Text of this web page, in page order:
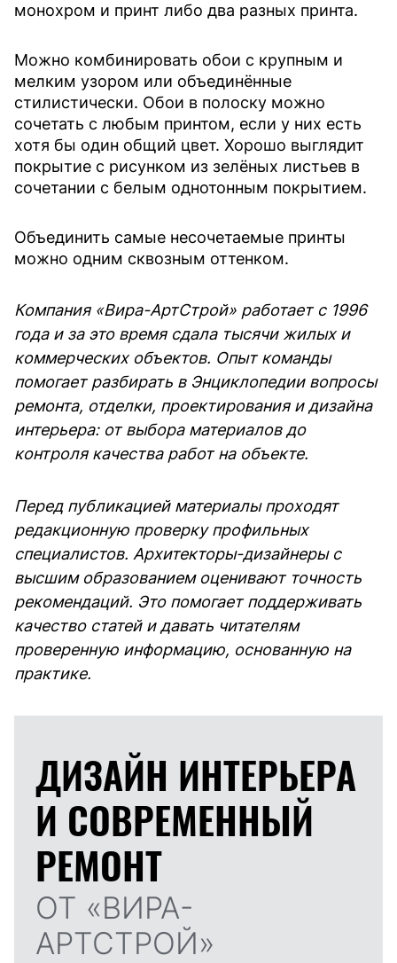
монохром и принт либо два разных принта.
Можно комбинировать обои с крупным и
мелким узором или объединённые
стилистически. Обои в полоску можно
сочетать с любым принтом, если у них есть
хотя бы один общий цвет. Хорошо выглядит
покрытие с рисунком из зелёных листьев в
сочетании с белым однотонным покрытием.
Объединить самые несочетаемые принты
можно одним сквозным оттенком.
Компания «Вира-АртСтрой» работает с 1996
года и за это время сдала тысячи жилых и
коммерческих объектов. Опыт команды
помогает разбирать в Энциклопедии вопросы
ремонта, отделки, проектирования и дизайна
интерьера: от выбора материалов до
контроля качества работ на объекте.
Перед публикацией материалы проходят
редакционную проверку профильных
специалистов. Архитекторы-дизайнеры с
высшим образованием оценивают точность
рекомендаций. Это помогает поддерживать
качество статей и давать читателям
проверенную информацию, основанную на
практике.
ДИЗАЙН ИНТЕРЬЕРА
И СОВРЕМЕННЫЙ
РЕМОНТ
ОТ «ВИРА-
АРТСТРОЙ»